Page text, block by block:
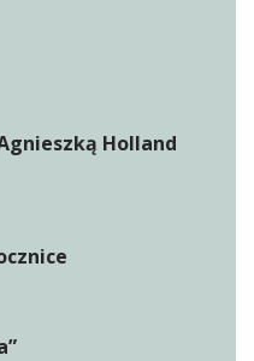
Holland